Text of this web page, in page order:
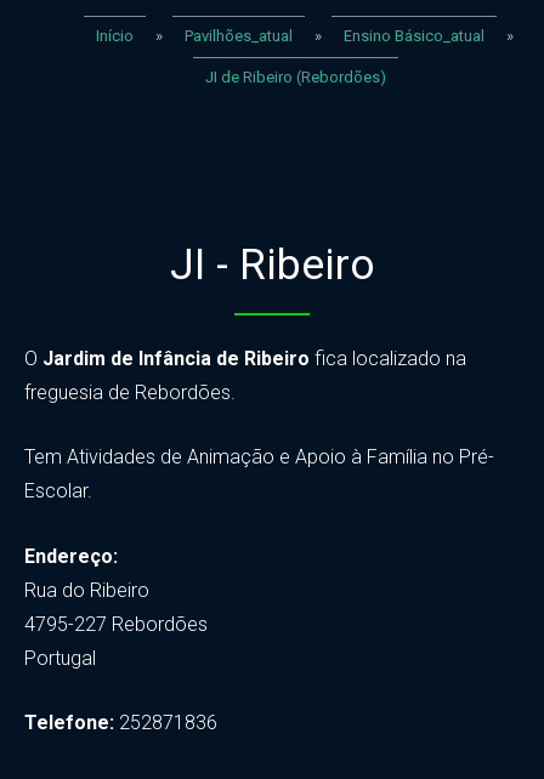
Início » Pavilhões_atual » Ensino Básico_atual »
JI de Ribeiro (Rebordões)
JI - Ribeiro
O Jardim de Infância de Ribeiro fica localizado na
freguesia de Rebordões.
Tem Atividades de Animação e Apoio à Família no Pré-
Escolar.
Endereço:
Rua do Ribeiro
4795-227 Rebordões
Portugal
Telefone: 252871836